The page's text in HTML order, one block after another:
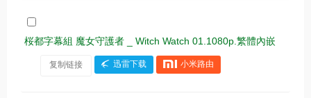
桜都字幕組 魔女守護者 _ Witch Watch 01.1080p.繁體內嵌
复制链接 迅雷下载 小米路由